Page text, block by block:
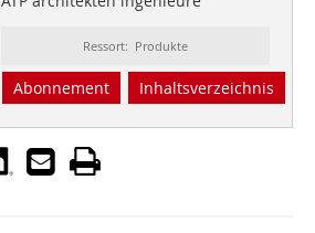
Ressort: Produkte
Abonnement Inhaltsverzeichnis